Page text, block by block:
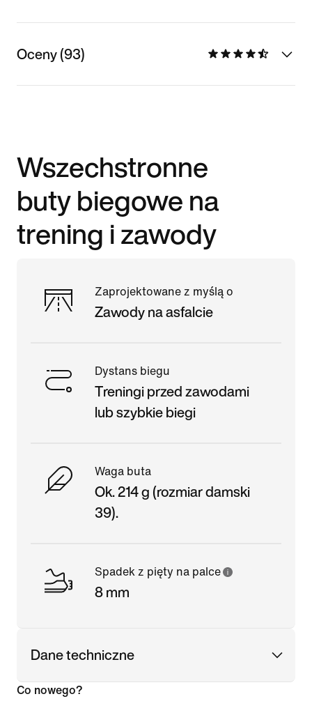
Oceny (93)
Wszechstronne
buty biegowe na
trening i zawody
Zaprojektowane z myślą o
Zawody na asfalcie
Dystans biegu
Treningi przed zawodami
lub szybkie biegi
Waga buta
Ok. 214 g (rozmiar damski
39).
Spadek z pięty na palce
8 mm
Dane techniczne
Co nowego?